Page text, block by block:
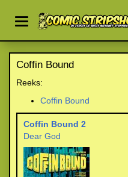
Coffin Bound
Reeks:
Coffin Bound
Coffin Bound 2
Dear God